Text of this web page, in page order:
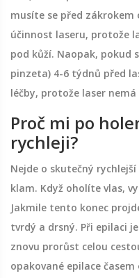
musíte se před zákrokem
účinnost laseru, protože
pod kůží. Naopak, pokud
pinzeta) 4-6 týdnů před
léčby, protože laser
Proč mi po
rychleji?
Nejde o skutečný
klam. Když oholíte vlas,
Jakmile tento konec
tvrdý a drsný. Při epilaci
znovu prorůst celou
opakované epilace